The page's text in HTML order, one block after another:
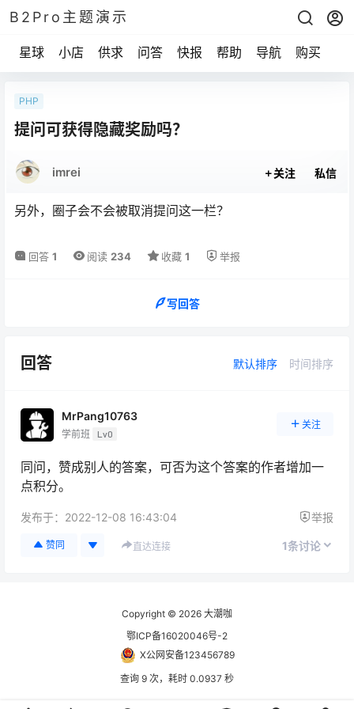
B2Pro主题演示
星球 小店 供求 问答 快报 帮助 导航 购买
PHP
提问可获得隐藏奖励吗？
imrei 关注 私信
另外，圈子会不会被取消提问这一栏？
回答 1 阅读 234 收藏 1 举报
写回答
回答 默认排序 时间排序
MrPang10763
学前班 Lv0
关注
同问，赞成别人的答案，可否为这个答案的作者增加一
点积分。
发布于： 2022-12-08 16:43:04 举报
赞同 直达连接 1条讨论
Copyright © 2026 大潮咖
鄂ICP备16020046号-2
X公网安备123456789
查询 9 次，耗时 0.0937 秒